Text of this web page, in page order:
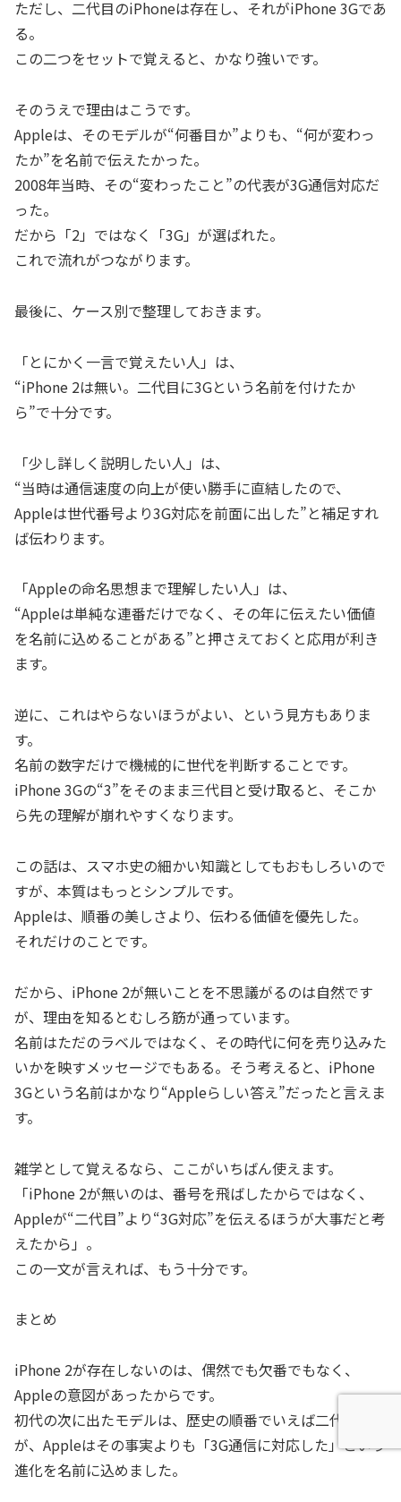
ただし、二代目のiPhoneは存在し、それがiPhone 3Gであ
る。
この二つをセットで覚えると、かなり強いです。
そのうえで理由はこうです。
Appleは、そのモデルが“何番目か”よりも、“何が変わっ
たか”を名前で伝えたかった。
2008年当時、その“変わったこと”の代表が3G通信対応だ
った。
だから「2」ではなく「3G」が選ばれた。
これで流れがつながります。
最後に、ケース別で整理しておきます。
「とにかく一言で覚えたい人」は、
“iPhone 2は無い。二代目に3Gという名前を付けたか
ら”で十分です。
「少し詳しく説明したい人」は、
“当時は通信速度の向上が使い勝手に直結したので、
Appleは世代番号より3G対応を前面に出した”と補足すれ
ば伝わります。
「Appleの命名思想まで理解したい人」は、
“Appleは単純な連番だけでなく、その年に伝えたい価値
を名前に込めることがある”と押さえておくと応用が利き
ます。
逆に、これはやらないほうがよい、という見方もありま
す。
名前の数字だけで機械的に世代を判断することです。
iPhone 3Gの“3”をそのまま三代目と受け取ると、そこか
ら先の理解が崩れやすくなります。
この話は、スマホ史の細かい知識としてもおもしろいので
すが、本質はもっとシンプルです。
Appleは、順番の美しさより、伝わる価値を優先した。
それだけのことです。
だから、iPhone 2が無いことを不思議がるのは自然です
が、理由を知るとむしろ筋が通っています。
名前はただのラベルではなく、その時代に何を売り込みた
いかを映すメッセージでもある。そう考えると、iPhone
3Gという名前はかなり“Appleらしい答え”だったと言えま
す。
雑学として覚えるなら、ここがいちばん使えます。
「iPhone 2が無いのは、番号を飛ばしたからではなく、
Appleが“二代目”より“3G対応”を伝えるほうが大事だと考
えたから」。
この一文が言えれば、もう十分です。
まとめ
iPhone 2が存在しないのは、偶然でも欠番でもなく、
Appleの意図があったからです。
初代の次に出たモデルは、歴史の順番でいえば二代目です
が、Appleはその事実よりも「3G通信に対応した」という
進化を名前に込めました。